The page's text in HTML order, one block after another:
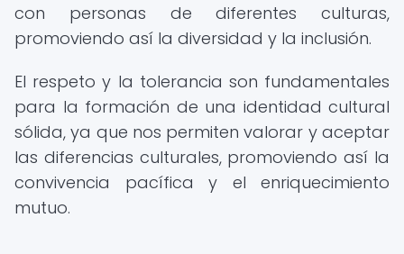
con personas de diferentes culturas,
promoviendo así la diversidad y la inclusión.
El respeto y la tolerancia son fundamentales
para la formación de una identidad cultural
sólida, ya que nos permiten valorar y aceptar
las diferencias culturales, promoviendo así la
convivencia pacífica y el enriquecimiento
mutuo.